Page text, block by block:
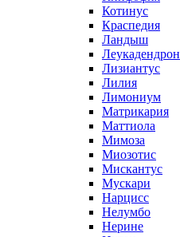
Котинус
Краспедия
Ландыш
Леукадендрон
Лизиантус
Лилия
Лимониум
Матрикария
Маттиола
Мимоза
Миозотис
Мискантус
Мускари
Нарцисс
Нелумбо
Нерине